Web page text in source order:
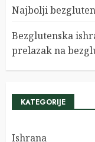
Najbolji
Bezglutenska
prelazak na
KATEGORIJE
Ishrana